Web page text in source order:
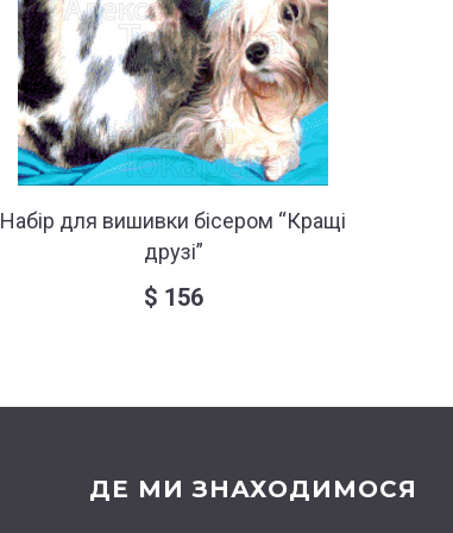
Набір для вишивки бісером “Кращі
друзі”
$ 156
ДЕ МИ ЗНАХОДИМОСЯ